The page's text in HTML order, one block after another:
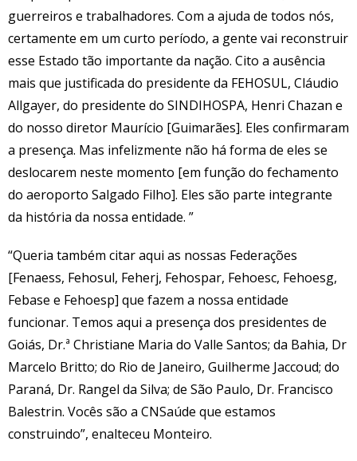
guerreiros e trabalhadores. Com a ajuda de todos nós,
certamente em um curto período, a gente vai reconstruir
esse Estado tão importante da nação. Cito a ausência
mais que justificada do presidente da FEHOSUL, Cláudio
Allgayer, do presidente do SINDIHOSPA, Henri Chazan e
do nosso diretor Maurício [Guimarães]. Eles confirmaram
a presença. Mas infelizmente não há forma de eles se
deslocarem neste momento [em função do fechamento
do aeroporto Salgado Filho]. Eles são parte integrante
da história da nossa entidade. ”
“Queria também citar aqui as nossas Federações
[Fenaess, Fehosul, Feherj, Fehospar, Fehoesc, Fehoesg,
Febase e Fehoesp] que fazem a nossa entidade
funcionar. Temos aqui a presença dos presidentes de
Goiás, Dr.ª Christiane Maria do Valle Santos; da Bahia, Dr
Marcelo Britto; do Rio de Janeiro, Guilherme Jaccoud; do
Paraná, Dr. Rangel da Silva; de São Paulo, Dr. Francisco
Balestrin. Vocês são a CNSaúde que estamos
construindo”, enalteceu Monteiro.